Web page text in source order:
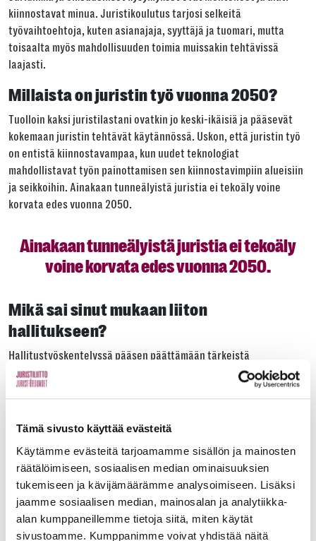
Tämä sivusto käyttää evästeitä
Käytämme evästeitä tarjoamamme sisällön ja mainosten
räätälöimiseen, sosiaalisen median ominaisuuksien
tukemiseen ja kävijämäärämme analysoimiseen. Lisäksi
jaamme sosiaalisen median, mainosalan ja analytiikka-
alan kumppaneillemme tietoja siitä, miten käytät
sivustoamme. Kumppanimme voivat yhdistää näitä
kiinnostavat minua. Juristikoulutus tarjosi selkeitä
työvaihtoehtoja, kuten asianajaja, syyttäjä ja tuomari, mutta
toisaalta myös mahdollisuuden toimia muissakin tehtävissä
laajasti.
Millaista on juristin työ vuonna 2050?
Tuolloin kaksi juristilastani ovatkin jo keski-ikäisiä ja pääsevät
kokemaan juristin tehtävät käytännössä. Uskon, että juristin työ
on entistä kiinnostavampaa, kun uudet teknologiat
mahdollistavat työn painottamisen sen kiinnostavimpiin alueisiin
ja seikkoihin. Ainakaan tunneälyistä juristia ei tekoäly voine
korvata edes vuonna 2050.
Ainakaan tunneälyistä juristia ei tekoäly
voine korvata edes vuonna 2050.
Mikä sai sinut mukaan liiton
hallitukseen?
Hallitustyöskentelyssä pääsen päättämään tärkeistä
oikeudellista ja edunvalvonnallisista kysymyksistä.
Hallituskollegiossa on laajaa osaamista ja päätöskykyä. Haluan
teemoja huomioiden opiskelijat, vastavalmistuneet ja työuralla
Mikä on ajankohtaista
hallitustyöskentelyssä asianajajakunnan
näkökulmasta?
On tärkeä varmistaa se, että maksuttoman oikeusavun palkkiot